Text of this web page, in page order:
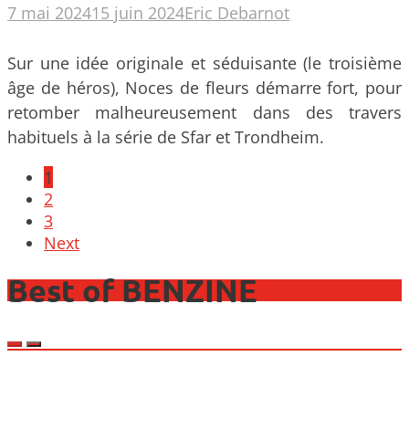
7 mai 202415 juin 2024Eric Debarnot
Sur une idée originale et séduisante (le troisième
âge de héros), Noces de fleurs démarre fort, pour
retomber malheureusement dans des travers
habituels à la série de Sfar et Trondheim.
Posts
navigation
1
2
3
Next
Best of BENZINE